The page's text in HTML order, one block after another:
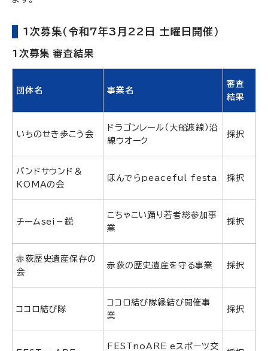
1次募集（令和7年3月22日 土曜日開催）
1次募集 審査結果
団体名 事業名
審査
結果
いちのせき歩こう会
ドラゴンレール（大船渡線）沿
線ウオーク
採択
バンドサウンド＆
KOMAの会
ほんでらpeaceful festa 採択
チームsei－鋭
こちゃこい踊り若者総参加事
業
採択
赤荻歴史遺産保存の
会
赤荻の歴史遺産を守る事業 採択
ココロ結び隊
ココロ結び隊縁結び開催事
業
採択
FESTnoARE eスポーツ交